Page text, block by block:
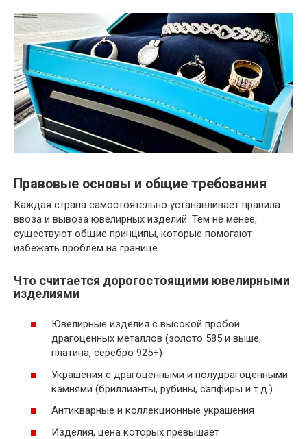
Правовые основы и общие требования
Каждая страна самостоятельно устанавливает правила
ввоза и вывоза ювелирных изделий. Тем не менее,
существуют общие принципы, которые помогают
избежать проблем на границе.
Что считается дорогостоящими ювелирными
изделиями
Ювелирные изделия с высокой пробой
драгоценных металлов (золото 585 и выше,
платина, серебро 925+)
Украшения с драгоценными и полудрагоценными
камнями (бриллианты, рубины, сапфиры и т.д.)
Антикварные и коллекционные украшения
Изделия, цена которых превышает